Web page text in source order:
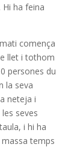
ha feina
comença
llet i tothom
persones du
la seva
neteja i
seves
i hi ha
temps